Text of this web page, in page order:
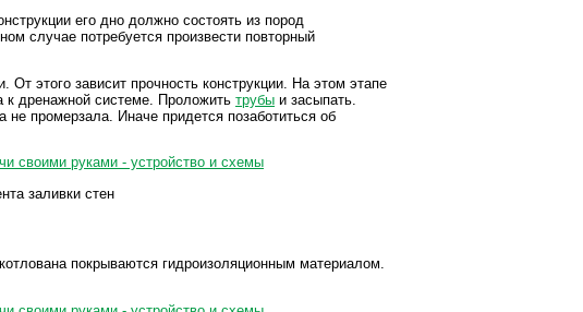
его дно должно состоять из пород
случае потребуется произвести повторный
этого зависит прочность конструкции. На этом этапе
к дренажной системе. Проложить трубы и засыпать.
промерзала. Иначе придется позаботиться об
заливки стен
покрываются гидроизоляционным материалом.